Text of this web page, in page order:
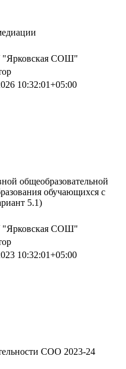
СОШ"
10:32:01+05:00
общеобразовательной
обучающихся с
5.1)
СОШ"
10:32:01+05:00
СОО 2023-24